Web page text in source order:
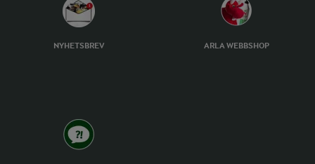
NYHETSBREV ARLA WEBBSHOP